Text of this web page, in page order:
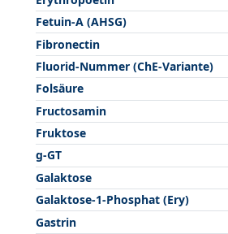
Fetuin-A (AHSG)
Fibronectin
Fluorid-Nummer (ChE-Variante)
Folsäure
Fructosamin
Fruktose
g-GT
Galaktose
Galaktose-1-Phosphat (Ery)
Gastrin